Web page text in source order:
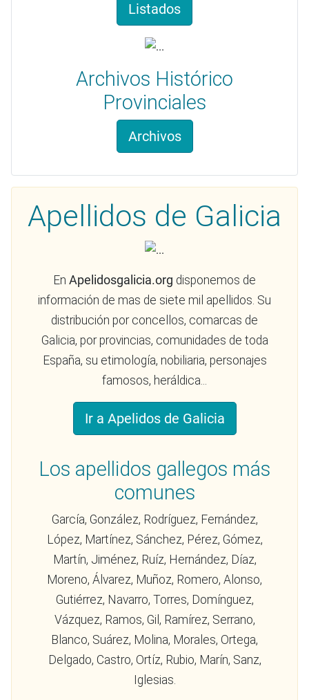
Listados
Archivos Histórico
Provinciales
Archivos
Apellidos de Galicia
En Apelidosgalicia.org disponemos de
información de mas de siete mil apellidos. Su
distribución por concellos, comarcas de
Galicia, por provincias, comunidades de toda
España, su etimología, nobiliaria, personajes
famosos, heráldica...
Ir a Apelidos de Galicia
Los apellidos gallegos más
comunes
García, González, Rodríguez, Fernández,
López, Martínez, Sánchez, Pérez, Gómez,
Martín, Jiménez, Ruíz, Hernández, Díaz,
Moreno, Álvarez, Muñoz, Romero, Alonso,
Gutiérrez, Navarro, Torres, Domínguez,
Vázquez, Ramos, Gil, Ramírez, Serrano,
Blanco, Suárez, Molina, Morales, Ortega,
Delgado, Castro, Ortíz, Rubio, Marín, Sanz,
Iglesias.